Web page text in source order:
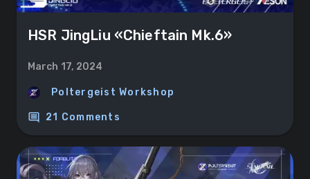
HSR JingLiu «Chieftain Mk.6»
March 17, 2024
Poltergeist Workshop
comment 21 Comments